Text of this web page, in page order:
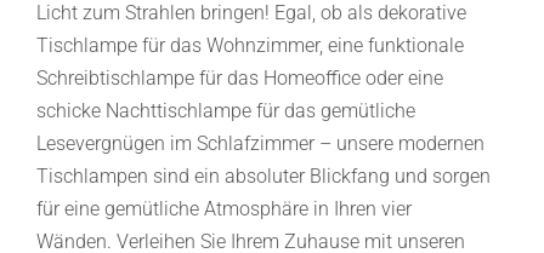
Licht zum Strahlen bringen! Egal, ob als dekorative
Tischlampe für das Wohnzimmer, eine funktionale
Schreibtischlampe für das Homeoffice oder eine
schicke Nachttischlampe für das gemütliche
Lesevergnügen im Schlafzimmer – unsere modernen
Tischlampen sind ein absoluter Blickfang und sorgen
für eine gemütliche Atmosphäre in Ihren vier
Wänden. Verleihen Sie Ihrem Zuhause mit unseren